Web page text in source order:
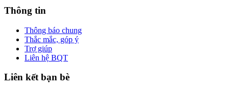
Thông tin
Thông báo chung
Thắc mắc, góp ý
Trợ giúp
Liên hệ BQT
Liên kết bạn bè